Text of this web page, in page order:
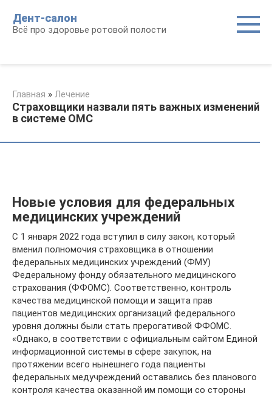
контенту
Дент-салон
Всё про здоровье ротовой полости
Главная » Лечение
Страховщики назвали пять важных изменений
в системе ОМС
Новые условия для федеральных
медицинских учреждений
С 1 января 2022 года вступил в силу закон, который
вменил полномочия страховщика в отношении
федеральных медицинских учреждений (ФМУ)
Федеральному фонду обязательного медицинского
страхования (ФФОМС). Соответственно, контроль
качества медицинской помощи и защита прав
пациентов медицинских организаций федерального
уровня должны были стать прерогативой ФФОМС.
«Однако, в соответствии с официальным сайтом Единой
информационной системы в сфере закупок, на
протяжении всего нынешнего года пациенты
федеральных медучреждений оставались без планового
контроля качества оказанной им помощи со стороны